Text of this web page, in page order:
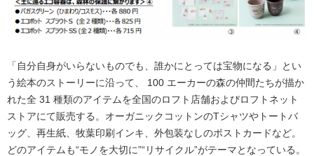
「自分自身がいらないものでも、誰かにとっては宝物になる」とい
う絵本のストーリーに沿って、 100 エーカーの森の仲間たちが描か
れた全 31 種類のアイテムを全国のロフト店舗およびロフトネット
ストアにて販売する。オーガニックコットンのTシャツやトートバ
ッグ、再生紙、牧葉印刷インキ、外包装なしのポストカードなど。
どのアイテムも“モノを大切に”“リサイクル”がテーマとなっている。